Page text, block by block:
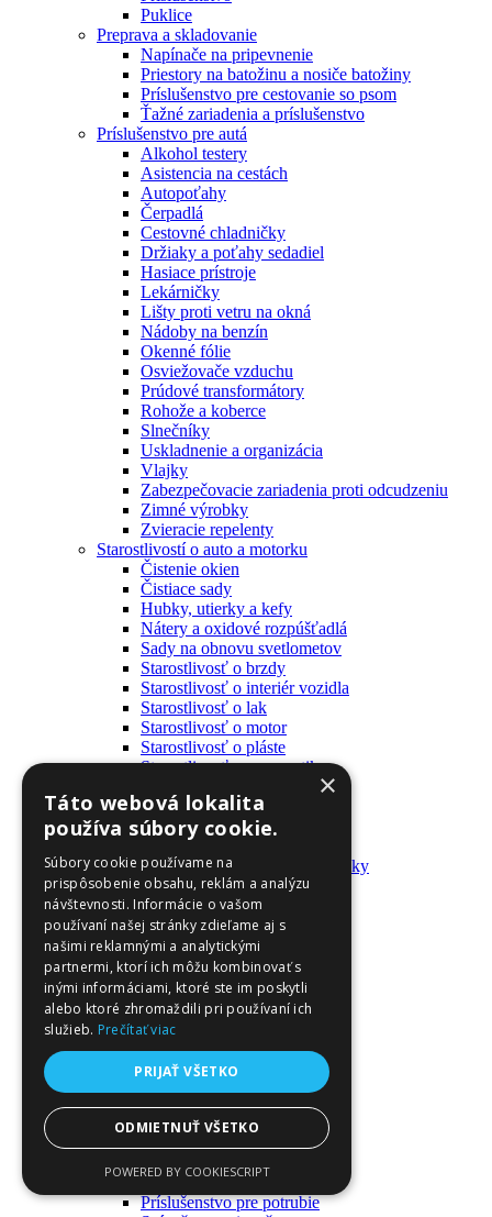
Puklice
Preprava a skladovanie
Napínače na pripevnenie
Priestory na batožinu a nosiče batožiny
Príslušenstvo pre cestovanie so psom
Ťažné zariadenia a príslušenstvo
Príslušenstvo pre autá
Alkohol testery
Asistencia na cestách
Autopoťahy
Čerpadlá
Cestovné chladničky
Držiaky a poťahy sedadiel
Hasiace prístroje
Lekárničky
Lišty proti vetru na okná
Nádoby na benzín
Okenné fólie
Osviežovače vzduchu
Prúdové transformátory
Rohože a koberce
Slnečníky
Uskladnenie a organizácia
Vlajky
Zabezpečovacie zariadenia proti odcudzeniu
Zimné výrobky
Zvieracie repelenty
Starostlivostí o auto a motorku
Čistenie okien
Čistiace sady
Hubky, utierky a kefy
Nátery a oxidové rozpúšťadlá
Sady na obnovu svetlometov
Starostlivosť o brzdy
Starostlivosť o interiér vozidla
Starostlivosť o lak
Starostlivosť o motor
Starostlivosť o pláste
Starostlivosť o pneumatiky
Batohy a tašky
Kľúčenky
Oblečenie
Zmývateľné tetovačky a nálepky
Domáci majster a nástroje
Elektrické zapojenie
Časové spínače
Diferenciálne spínače
Domové zvončeky
Elektrické káble
Káble
Káblové navijáky
Monitory napájania
Nástenné dosky a rámy
Nástroje a ovládače
Podávače
Príruby
Príslušenstvo pre potrubie
×
Táto webová lokalita
používa súbory cookie.
Súbory cookie používame na
prispôsobenie obsahu, reklám a analýzu
návštevnosti. Informácie o vašom
používaní našej stránky zdieľame aj s
našimi reklamnými a analytickými
partnermi, ktorí ich môžu kombinovať s
inými informáciami, ktoré ste im poskytli
alebo ktoré zhromaždili pri používaní ich
služieb. Prečítať viac
PRIJAŤ VŠETKO
ODMIETNUŤ VŠETKO
POWERED BY COOKIESCRIPT